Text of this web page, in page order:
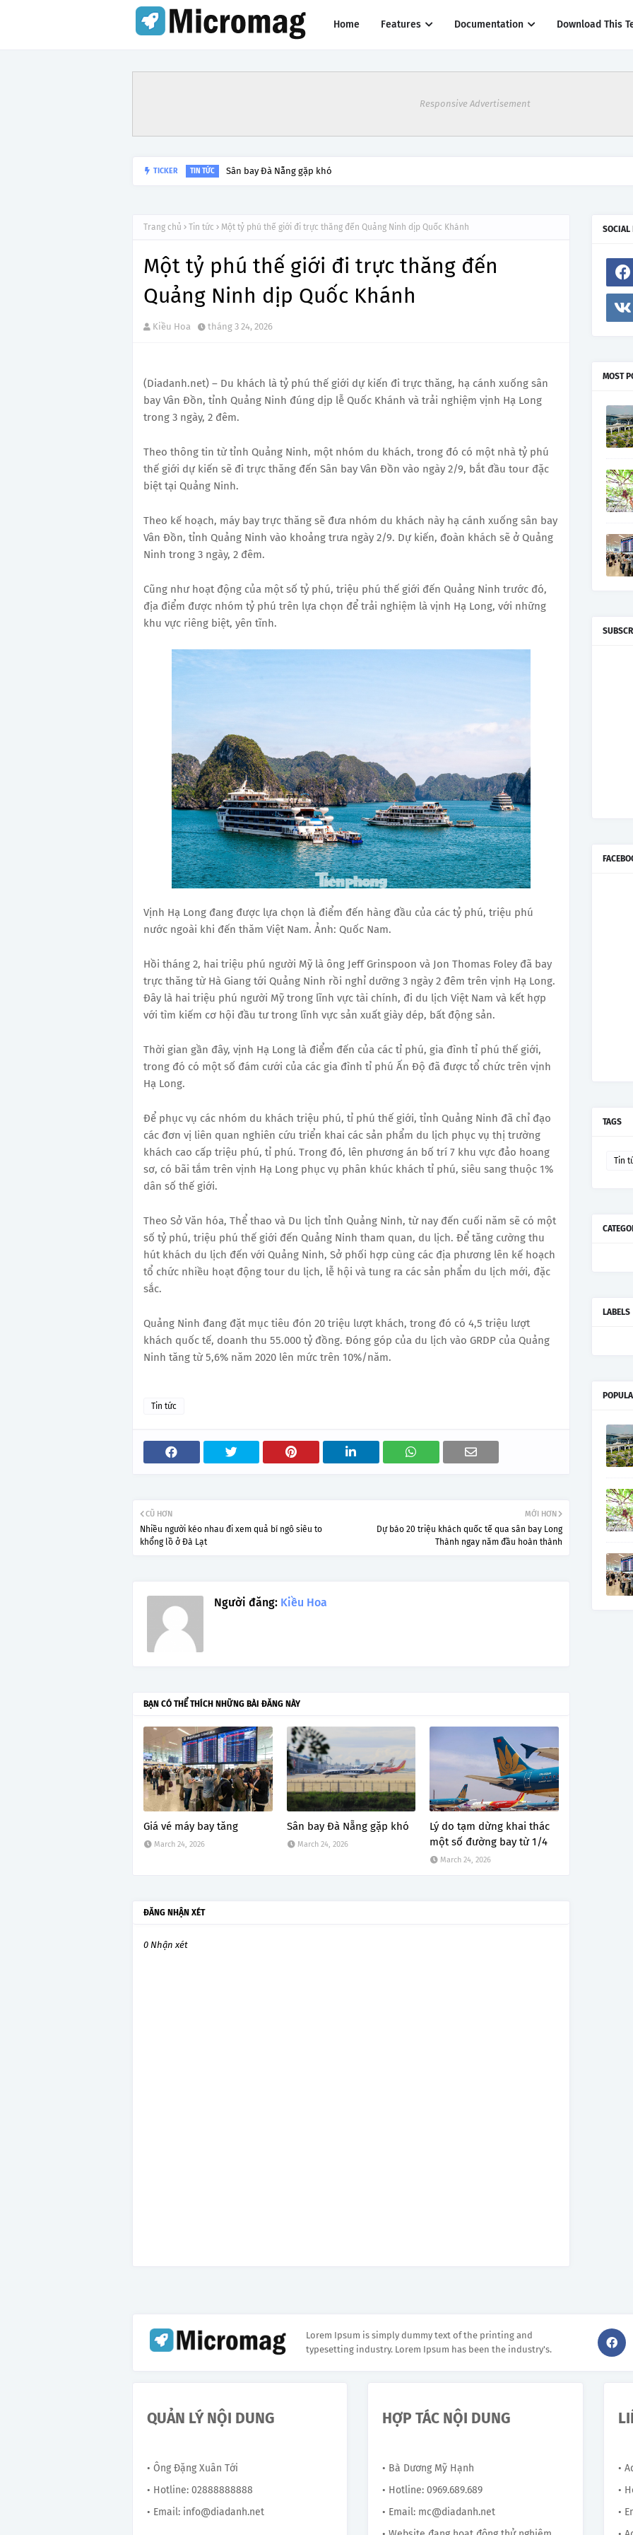
Home Features Documentation Download This
Responsive Advertisement
TICKER TIN TỨC Lý do tạm dừng khai thác một số đường bay từ 1/4
Trang chủ Tin tức Một tỷ phú thế giới đi trực thăng đến Quảng Ninh dịp Quốc Khánh
Một tỷ phú thế giới đi trực thăng đến
Quảng Ninh dịp Quốc Khánh
Kiều Hoa tháng 3 24, 2026
(Diadanh.net) – Du khách là tỷ phú thế giới dự kiến đi trực thăng, hạ cánh xuống sân
bay Vân Đồn, tỉnh Quảng Ninh đúng dịp lễ Quốc Khánh và trải nghiệm vịnh Hạ Long
trong 3 ngày, 2 đêm.
Theo thông tin từ tỉnh Quảng Ninh, một nhóm du khách, trong đó có một nhà tỷ phú
thế giới dự kiến sẽ đi trực thăng đến Sân bay Vân Đồn vào ngày 2/9, bắt đầu tour đặc
biệt tại Quảng Ninh.
Theo kế hoạch, máy bay trực thăng sẽ đưa nhóm du khách này hạ cánh xuống sân bay
Vân Đồn, tỉnh Quảng Ninh vào khoảng trưa ngày 2/9. Dự kiến, đoàn khách sẽ ở Quảng
Ninh trong 3 ngày, 2 đêm.
Cũng như hoạt động của một số tỷ phú, triệu phú thế giới đến Quảng Ninh trước đó,
địa điểm được nhóm tỷ phú trên lựa chọn để trải nghiệm là vịnh Hạ Long, với những
khu vực riêng biệt, yên tĩnh.
Vịnh Hạ Long đang được lựa chọn là điểm đến hàng đầu của các tỷ phú, triệu phú
nước ngoài khi đến thăm Việt Nam. Ảnh: Quốc Nam.
Hồi tháng 2, hai triệu phú người Mỹ là ông Jeff Grinspoon và Jon Thomas Foley đã bay
trực thăng từ Hà Giang tới Quảng Ninh rồi nghỉ dưỡng 3 ngày 2 đêm trên vịnh Hạ Long.
Đây là hai triệu phú người Mỹ trong lĩnh vực tài chính, đi du lịch Việt Nam và kết hợp
với tìm kiếm cơ hội đầu tư trong lĩnh vực sản xuất giày dép, bất động sản.
Thời gian gần đây, vịnh Hạ Long là điểm đến của các tỉ phú, gia đình tỉ phú thế giới,
trong đó có một số đám cưới của các gia đình tỉ phú Ấn Độ đã được tổ chức trên vịnh
Hạ Long.
Để phục vụ các nhóm du khách triệu phú, tỉ phú thế giới, tỉnh Quảng Ninh đã chỉ đạo
các đơn vị liên quan nghiên cứu triển khai các sản phẩm du lịch phục vụ thị trường
khách cao cấp triệu phú, tỉ phú. Trong đó, lên phương án bố trí 7 khu vực đảo hoang
sơ, có bãi tắm trên vịnh Hạ Long phục vụ phân khúc khách tỉ phú, siêu sang thuộc 1%
dân số thế giới.
Theo Sở Văn hóa, Thể thao và Du lịch tỉnh Quảng Ninh, từ nay đến cuối năm sẽ có một
số tỷ phú, triệu phú thế giới đến Quảng Ninh tham quan, du lịch. Để tăng cường thu
hút khách du lịch đến với Quảng Ninh, Sở phối hợp cùng các địa phương lên kế hoạch
tổ chức nhiều hoạt động tour du lịch, lễ hội và tung ra các sản phẩm du lịch mới, đặc
sắc.
Quảng Ninh đang đặt mục tiêu đón 20 triệu lượt khách, trong đó có 4,5 triệu lượt
khách quốc tế, doanh thu 55.000 tỷ đồng. Đóng góp của du lịch vào GRDP của Quảng
Ninh tăng từ 5,6% năm 2020 lên mức trên 10%/năm.
Tin tức
MỚI HƠN
Dự báo 20 triệu khách quốc tế qua sân bay Long
Thành ngay năm đầu hoàn thành
CŨ HƠN
Nhiều người kéo nhau đi xem quả bí ngô siêu to
khổng lồ ở Đà Lạt
Người đăng: Kiều Hoa
BẠN CÓ THỂ THÍCH NHỮNG BÀI ĐĂNG NÀY
Giá vé máy bay tăng
March 24, 2026
Sân bay Đà Nẵng gặp khó
March 24, 2026
Lý do tạm dừng khai thác
một số đường bay từ 1/4
March 24, 2026
ĐĂNG NHẬN XÉT
0 Nhận xét
SOCIAL
MOST
TAGS
Tin
LABELS
Lorem Ipsum is simply dummy text of the printing and
typesetting industry. Lorem Ipsum has been the industry's.
QUẢN LÝ NỘI DUNG
• Ông Đặng Xuân Tới
• Hotline: 02888888888
• Email: info@diadanh.net
HỢP TÁC NỘI DUNG
• Bà Dương Mỹ Hạnh
• Hotline: 0969.689.689
• Email: mc@diadanh.net
•
•
•